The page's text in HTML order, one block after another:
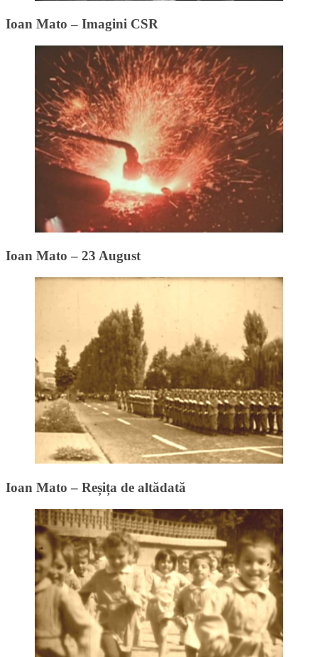
Ioan Mato – Imagini CSR
Ioan Mato – 23 August
Ioan Mato – Reșița de altădată